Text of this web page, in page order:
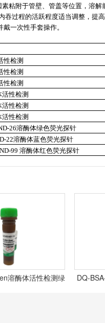
粘附于管壁、管盖等位置，溶解
吞过程的活跃程度适当调整，提
一次性手套操作。
性检测
性检测
性检测
性检测
性检测
性检测
26溶酶体绿色荧光探针
22溶酶体蓝色荧光探针
99溶酶体红色荧光探针
体活性检测绿
DQ-BSA-Red